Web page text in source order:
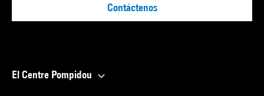
Contáctenos
El Centre Pompidou